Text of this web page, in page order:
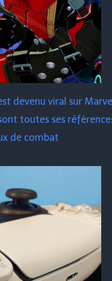
devenu viral sur Marvel
toutes ses
de combat